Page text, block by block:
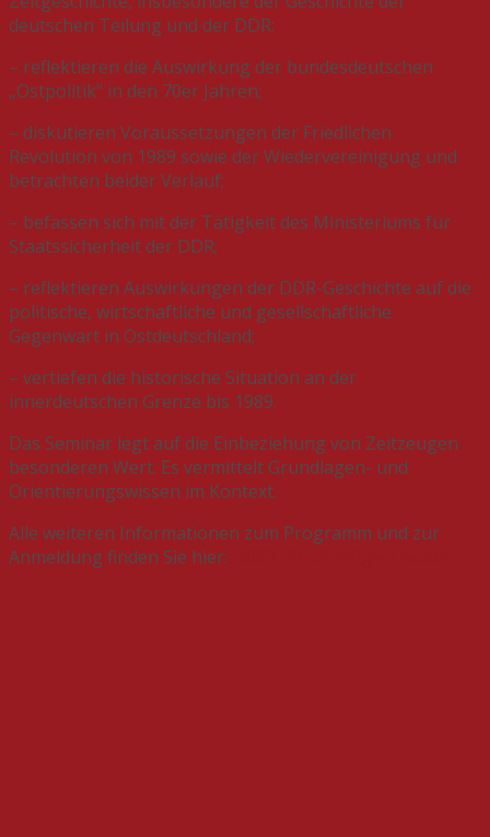
deutschen Teilung und der DDR;
– reflektieren die Auswirkung der bundesdeutschen
„Ostpolitik“ in den 70er Jahren;
– diskutieren Voraussetzungen der Friedlichen
Revolution von 1989 sowie der Wiedervereinigung und
betrachten beider Verlauf;
– befassen sich mit der Tätigkeit des Ministeriums für
Staatssicherheit der DDR;
– reflektieren Auswirkungen der DDR-Geschichte auf die
politische, wirtschaftliche und gesellschaftliche
Gegenwart in Ostdeutschland;
– vertiefen die historische Situation an der
innerdeutschen Grenze bis 1989.
Das Seminar legt auf die Einbeziehung von Zeitzeugen
besonderen Wert. Es vermittelt Grundlagen- und
Orientierungswissen im Kontext.
Alle weiteren Informationen zum Programm und zur
Anmeldung finden Sie hier: